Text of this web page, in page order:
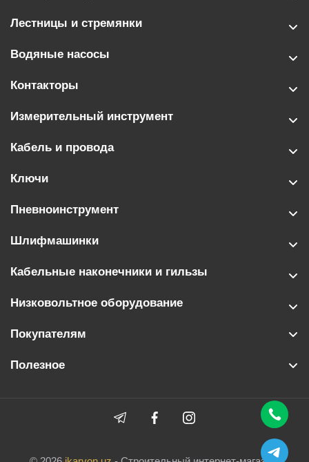
Лестницы и стремянки
Водяные насосы
Контакторы
Измерительный инструмент
Кабель и провода
Ключи
Пневноинструмент
Шлифмашинки
Кабельные наконечники и гильзы
Низковольтное оборудование
Покупателям
Полезное